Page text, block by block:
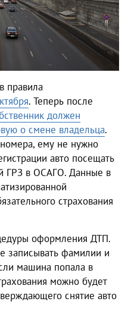
правила
. Теперь после
должен
о смене владельца.
ему не нужно
авто посещать
ГРЗ в ОСАГО. Данные в
страхования
оформления ДТП.
записывать фамилии и
машина попала в
можно будет
снятие авто